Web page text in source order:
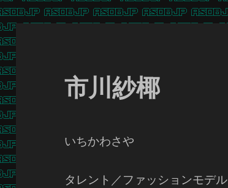
市川紗椰
いちかわさや
タレント／ファッションモデル